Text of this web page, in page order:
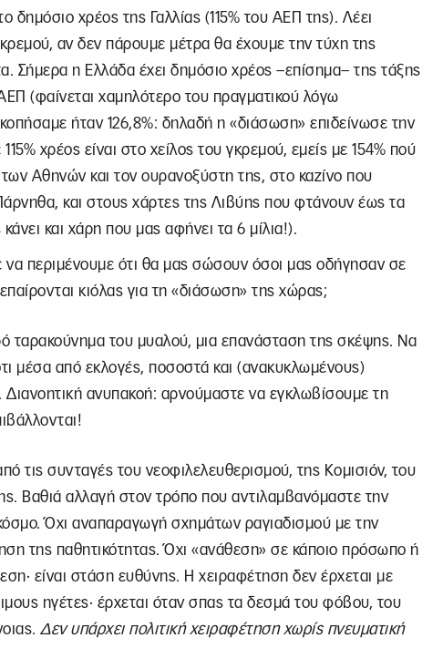
δημόσιο χρέος της Γαλλίας (115% του ΑΕΠ της). Λέει
αν δεν πάρουμε μέτρα θα έχουμε την τύχη της
Σήμερα η Ελλάδα έχει δημόσιο χρέος –επίσημα– της τάξης
(φαίνεται χαμηλότερο του πραγματικού λόγω
ήταν 126,8%: δηλαδή η «διάσωση» επιδείνωσε την
χρέος είναι στο χείλος του γκρεμού, εμείς με 154% πού
των Αθηνών και τον ουρανοξύστη της, στο καζίνο που
και στους χάρτες της Λιβύης που φτάνουν έως τα
και χάρη που μας αφήνει τα 6 μίλια!).
περιμένουμε ότι θα μας σώσουν όσοι μας οδήγησαν σε
κιόλας για τη «διάσωση» της χώρας;
ταρακούνημα του μυαλού, μια επανάσταση της σκέψης. Να
μέσα από εκλογές, ποσοστά και (ανακυκλωμένους)
Διανοητική ανυπακοή: αρνούμαστε να εγκλωβίσουμε τη
τις συνταγές του νεοφιλελευθερισμού, της Κομισιόν, του
Βαθιά αλλαγή στον τρόπο που αντιλαμβανόμαστε την
Όχι αναπαραγωγή σχημάτων ραγιαδισμού με την
της παθητικότητας. Όχι «ανάθεση» σε κάποιο πρόσωπο ή
είναι στάση ευθύνης. Η χειραφέτηση δεν έρχεται με
ηγέτες· έρχεται όταν σπας τα δεσμά του φόβου, του
Δεν υπάρχει πολιτική χειραφέτηση χωρίς πνευματική